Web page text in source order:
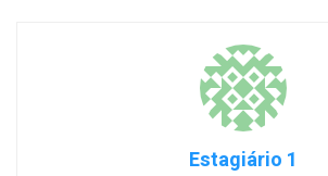
Estagiário 1